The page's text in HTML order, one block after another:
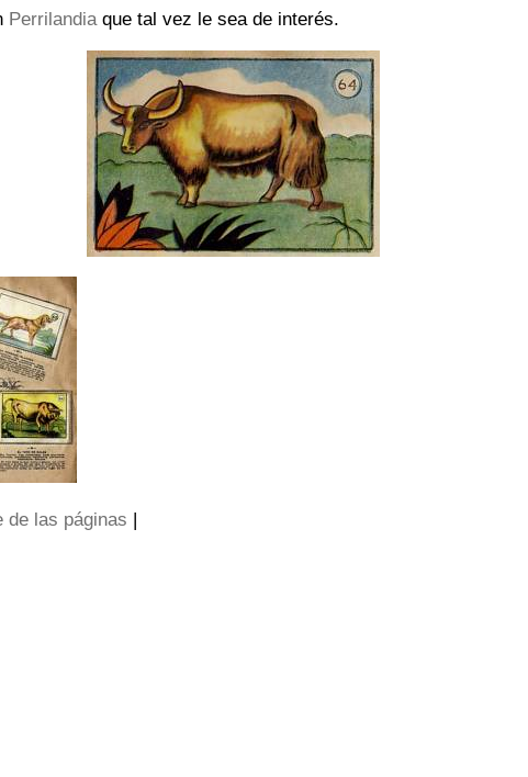
Perrilandiaque tal vez le sea de interés.
de las páginas |